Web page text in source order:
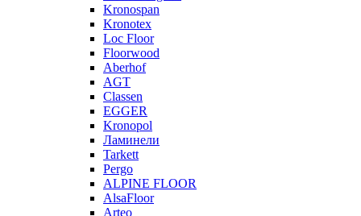
Kronospan
Kronotex
Loc Floor
Floorwood
Aberhof
AGT
Classen
EGGER
Kronopol
Ламинели
Tarkett
Pergo
ALPINE FLOOR
AlsaFloor
Arteo